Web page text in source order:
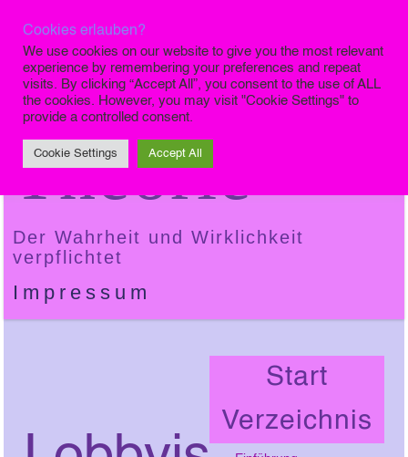
Die Finale
Theorie
Der Wahrheit und Wirklichkeit
verpflichtet
Impressum
Start
Verzeichnis
Cookies erlauben?
We use cookies on our website to give you the most relevant
experience by remembering your preferences and repeat
visits. By clicking “Accept All”, you consent to the use of ALL
the cookies. However, you may visit "Cookie Settings" to
provide a controlled consent.
Cookie Settings Accept All